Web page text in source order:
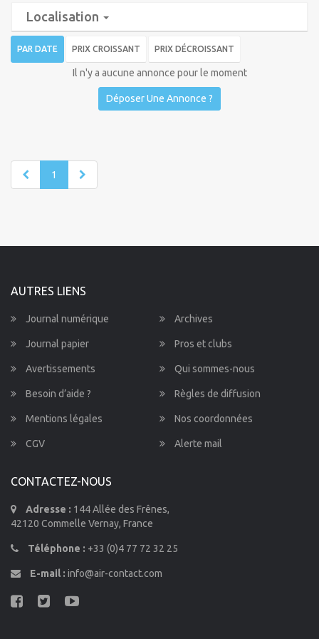
Localisation
PAR DATE PRIX CROISSANT PRIX DÉCROISSANT
Il n'y a aucune annonce pour le moment
Déposer Une Annonce ?
1
AUTRES LIENS
Journal numérique Archives
Journal papier Pros et clubs
Avertissements Qui sommes-nous
Besoin d’aide ? Règles de diffusion
Mentions légales Nos coordonnées
CGV Alerte mail
CONTACTEZ-NOUS
Adresse : 144 Allée des Frênes,
42120 Commelle Vernay, France
Téléphone : +33 (0)4 77 72 32 25
E-mail : info@air-contact.com